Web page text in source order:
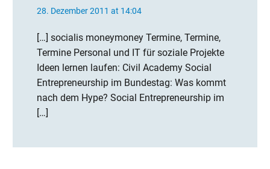
28. Dezember 2011 at 14:04
[…] socialis moneymoney Termine, Termine,
Termine Personal und IT für soziale Projekte
Ideen lernen laufen: Civil Academy Social
Entrepreneurship im Bundestag: Was kommt
nach dem Hype? Social Entrepreneurship im
[…]